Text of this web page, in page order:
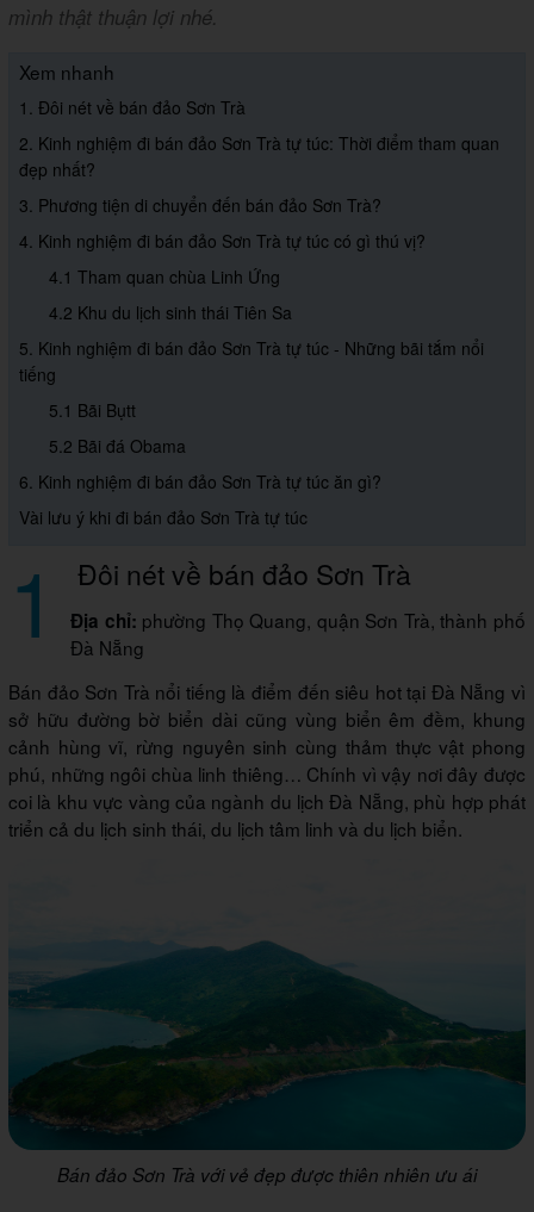
mình thật thuận lợi nhé.
Xem nhanh
1. Đôi nét về bán đảo Sơn Trà
2. Kinh nghiệm đi bán đảo Sơn Trà tự túc: Thời điểm tham quan
đẹp nhất?
3. Phương tiện di chuyển đến bán đảo Sơn Trà?
4. Kinh nghiệm đi bán đảo Sơn Trà tự túc có gì thú vị?
4.1 Tham quan chùa Linh Ứng
4.2 Khu du lịch sinh thái Tiên Sa
5. Kinh nghiệm đi bán đảo Sơn Trà tự túc - Những bãi tắm nổi
tiếng
5.1 Bãi Bụtt
5.2 Bãi đá Obama
6. Kinh nghiệm đi bán đảo Sơn Trà tự túc ăn gì?
Vài lưu ý khi đi bán đảo Sơn Trà tự túc
1 Đôi nét về bán đảo Sơn Trà
Địa chỉ: phường Thọ Quang, quận Sơn Trà, thành phố
Đà Nẵng
Bán đảo Sơn Trà nổi tiếng là điểm đến siêu hot tại Đà Nẵng vì
sở hữu đường bờ biển dài cũng vùng biển êm đềm, khung
cảnh hùng vĩ, rừng nguyên sinh cùng thảm thực vật phong
phú, những ngôi chùa linh thiêng… Chính vì vậy nơi đây được
coi là khu vực vàng của ngành du lịch Đà Nẵng, phù hợp phát
triển cả du lịch sinh thái, du lịch tâm linh và du lịch biển.
Bán đảo Sơn Trà với vẻ đẹp được thiên nhiên ưu ái